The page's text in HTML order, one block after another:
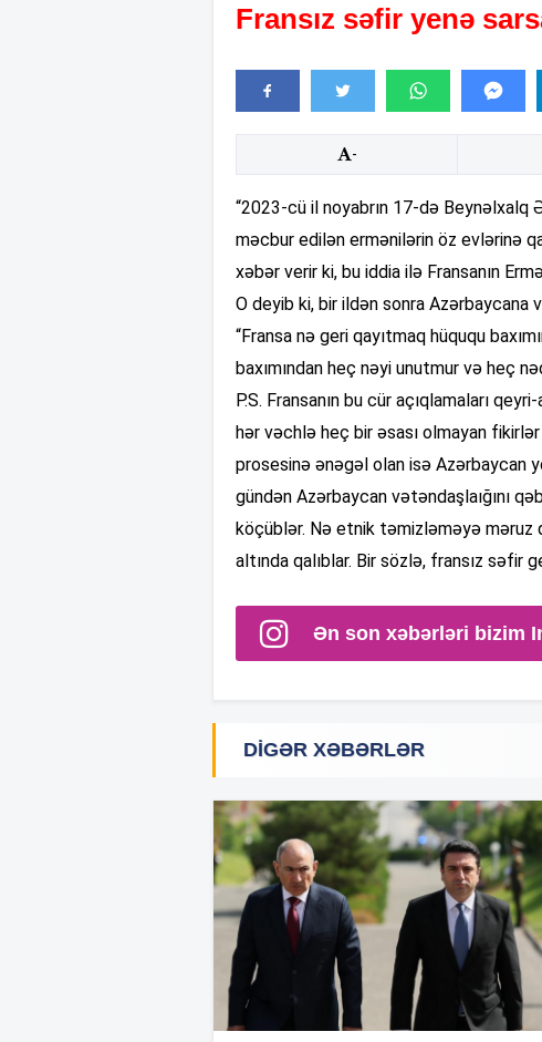
Fransız səfir yenə
-
“2023-cü il noyabrın 17-də
məcbur edilən ermənilərin öz evlərinə
xəbər verir ki, bu iddia ilə Fransanın
O deyib ki, bir ildən sonra Azərbaycana
“Fransa nə geri qayıtmaq hüququ
baxımından heç nəyi unutmur və heç
P.S. Fransanın bu cür açıqlamaları
hər vəchlə heç bir əsası olmayan
prosesinə ənəgəl olan isə Azərbaycan
gündən Azərbaycan vətəndaşlaığını
köçüblər. Nə etnik təmizləməyə məruz
altında qalıblar. Bir sözlə, fransız səfir
Ən son xəbərləri bizim
DIGƏR XƏBƏRLƏR